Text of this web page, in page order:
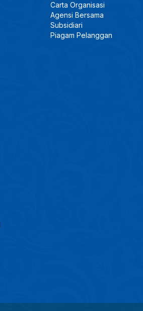
Carta Organisasi
Agensi Bersama
Subsidiari
Piagam Pelanggan